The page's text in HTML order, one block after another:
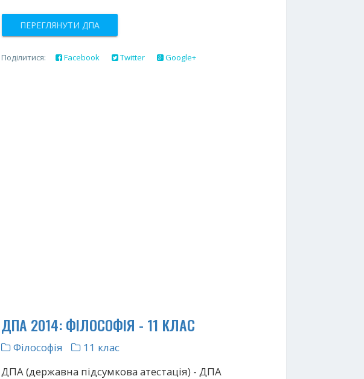
ПЕРЕГЛЯНУТИ ДПА
Поділитися: Facebook Twitter Google+
ДПА 2014: ФІЛОСОФІЯ - 11 КЛАС
Філософія
11 клас
ДПА (державна підсумкова атестація) - ДПА